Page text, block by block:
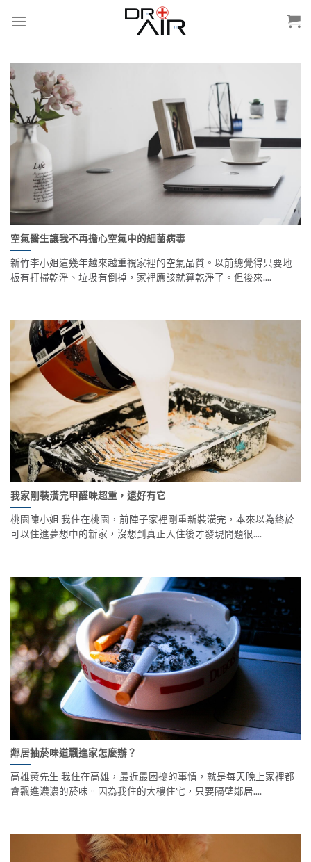
空氣醫生讓我不再擔心空氣中的細菌病毒
新竹李小姐這幾年越來越重視家裡的空氣品質。以前總覺得只要地
板有打掃乾淨、垃圾有倒掉，家裡應該就算乾淨了。但後來....
我家剛裝潢完甲醛味超重，還好有它
桃園陳小姐 我住在桃園，前陣子家裡剛重新裝潢完，本來以為終於
可以住進夢想中的新家，沒想到真正入住後才發現問題很....
鄰居抽菸味道飄進家怎麼辦？
高雄黃先生 我住在高雄，最近最困擾的事情，就是每天晚上家裡都
會飄進濃濃的菸味。因為我住的大樓住宅，只要隔壁鄰居....